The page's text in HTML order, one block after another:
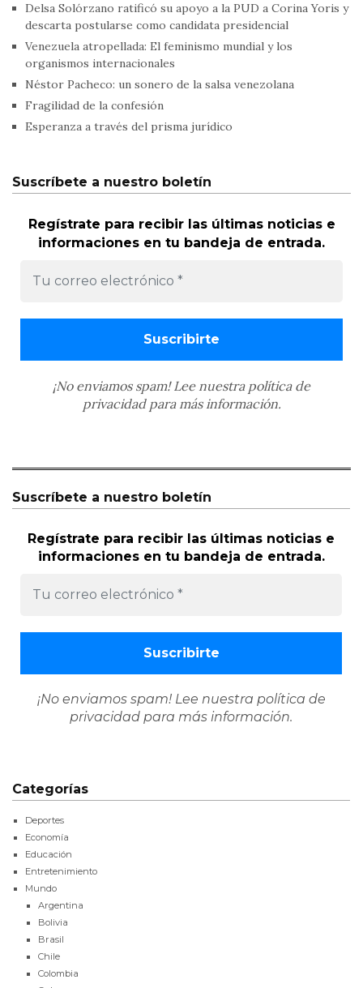
Delsa Solórzano ratificó su apoyo a la PUD a Corina Yoris y
descarta postularse como candidata presidencial
Venezuela atropellada: El feminismo mundial y los
organismos internacionales
Néstor Pacheco: un sonero de la salsa venezolana
Fragilidad de la confesión
Esperanza a través del prisma jurídico
Suscríbete a nuestro boletín
Regístrate para recibir las últimas noticias e
informaciones en tu bandeja de entrada.
¡No enviamos spam! Lee nuestra política de
privacidadpara más información.
Suscríbete a nuestro boletín
Regístrate para recibir las últimas noticias e
informaciones en tu bandeja de entrada.
¡No enviamos spam! Lee nuestra política de
privacidad para más información.
Categorías
Deportes
Economía
Educación
Entretenimiento
Mundo
Argentina
Bolivia
Brasil
Chile
Colombia